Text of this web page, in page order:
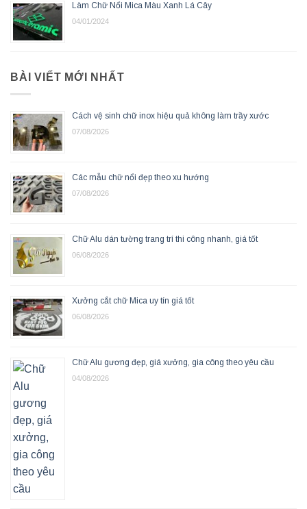
Làm Chữ Nổi Mica Màu Xanh Lá Cây
04/01/2024
BÀI VIẾT MỚI NHẤT
Cách vệ sinh chữ inox hiệu quả không làm trầy xước
07/08/2026
Các mẫu chữ nổi đẹp theo xu hướng
07/08/2026
Chữ Alu dán tường trang trí thi công nhanh, giá tốt
06/08/2026
Xưởng cắt chữ Mica uy tín giá tốt
06/08/2026
Chữ Alu gương đẹp, giá xưởng, gia công theo yêu cầu
04/08/2026